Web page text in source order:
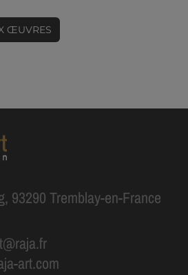
ŒUVRES
93290 Tremblay-en-France
art.com